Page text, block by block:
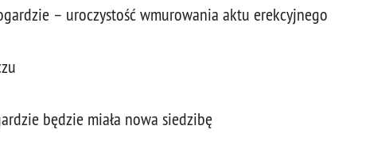
– uroczystość wmurowania aktu erekcyjnego
będzie miała nowa siedzibę